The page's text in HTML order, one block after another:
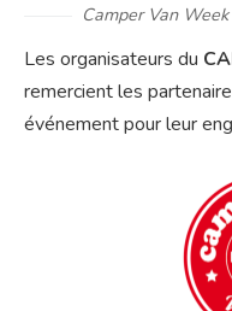
Camper Van Week
Les organisateurs du
remercient les
événement pour leur